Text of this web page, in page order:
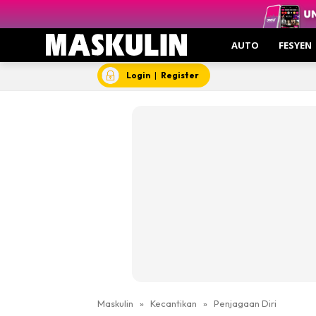
AUTO FESYEN
Login | Register
Maskulin » Kecantikan » Penjagaan Diri